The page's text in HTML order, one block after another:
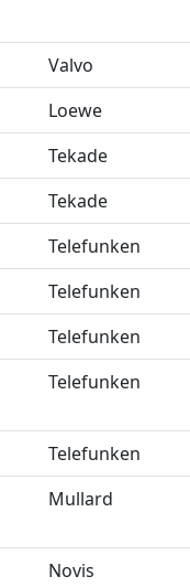
Valvo
Loewe
Tekade
Tekade
Telefunken
Telefunken
Telefunken
Telefunken
Telefunken
Mullard
Novis